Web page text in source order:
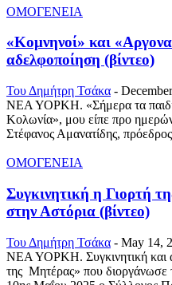
ΟΜΟΓΕΝΕΙΑ
«Κομνηνοί» και
αδελφοποίηση (βίντεο)
Του Δημήτρη Τσάκα -
ΝΕΑ ΥΟΡΚΗ. «Σήμερα τα
Κολωνία», μου είπε προ
Στέφανος Αμανατίδης,
ΟΜΟΓΕΝΕΙΑ
Συγκινητική η Γιορτή
στην Αστόρια (βίντεο)
Του Δημήτρη Τσάκα - May 14,
ΝΕΑ ΥΟΡΚΗ. Συγκινητική και
της Μητέρας» που διοργάνωσε